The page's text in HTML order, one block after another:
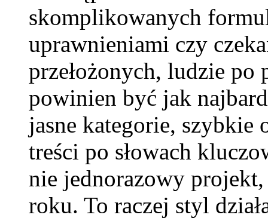
skomplikowanych
uprawnieniami czy
przełożonych, ludzie po
powinien być jak
jasne kategorie, szybkie
treści po słowach
nie jednorazowy
roku. To raczej styl